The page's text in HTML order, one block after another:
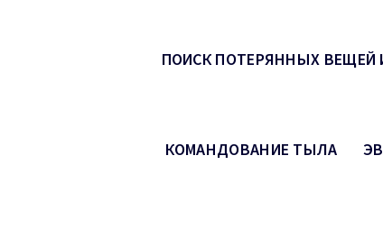
ПОИСК ПОТЕРЯННЫХ
КОМАНДОВАНИЕ ТЫЛА